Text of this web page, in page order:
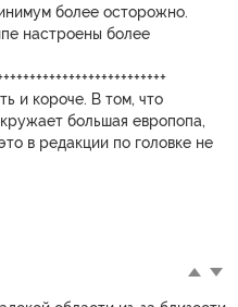
более осторожно.
настроены более
и короче. В том, что
большая европопа,
в редакции по головке не